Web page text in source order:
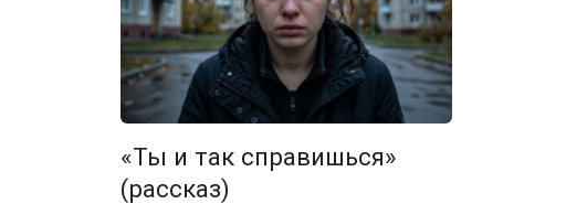
«Ты и так справишься»
(рассказ)